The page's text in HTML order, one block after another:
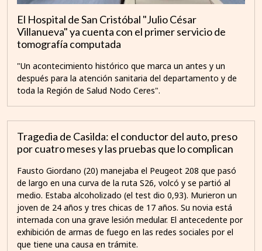
El Hospital de San Cristóbal "Julio César
Villanueva" ya cuenta con el primer servicio de
tomografía computada
"Un acontecimiento histórico que marca un antes y un
después para la atención sanitaria del departamento y de
toda la Región de Salud Nodo Ceres".
Tragedia de Casilda: el conductor del auto, preso
por cuatro meses y las pruebas que lo complican
Fausto Giordano (20) manejaba el Peugeot 208 que pasó
de largo en una curva de la ruta S26, volcó y se partió al
medio. Estaba alcoholizado (el test dio 0,93). Murieron un
joven de 24 años y tres chicas de 17 años. Su novia está
internada con una grave lesión medular. El antecedente por
exhibición de armas de fuego en las redes sociales por el
que tiene una causa en trámite.